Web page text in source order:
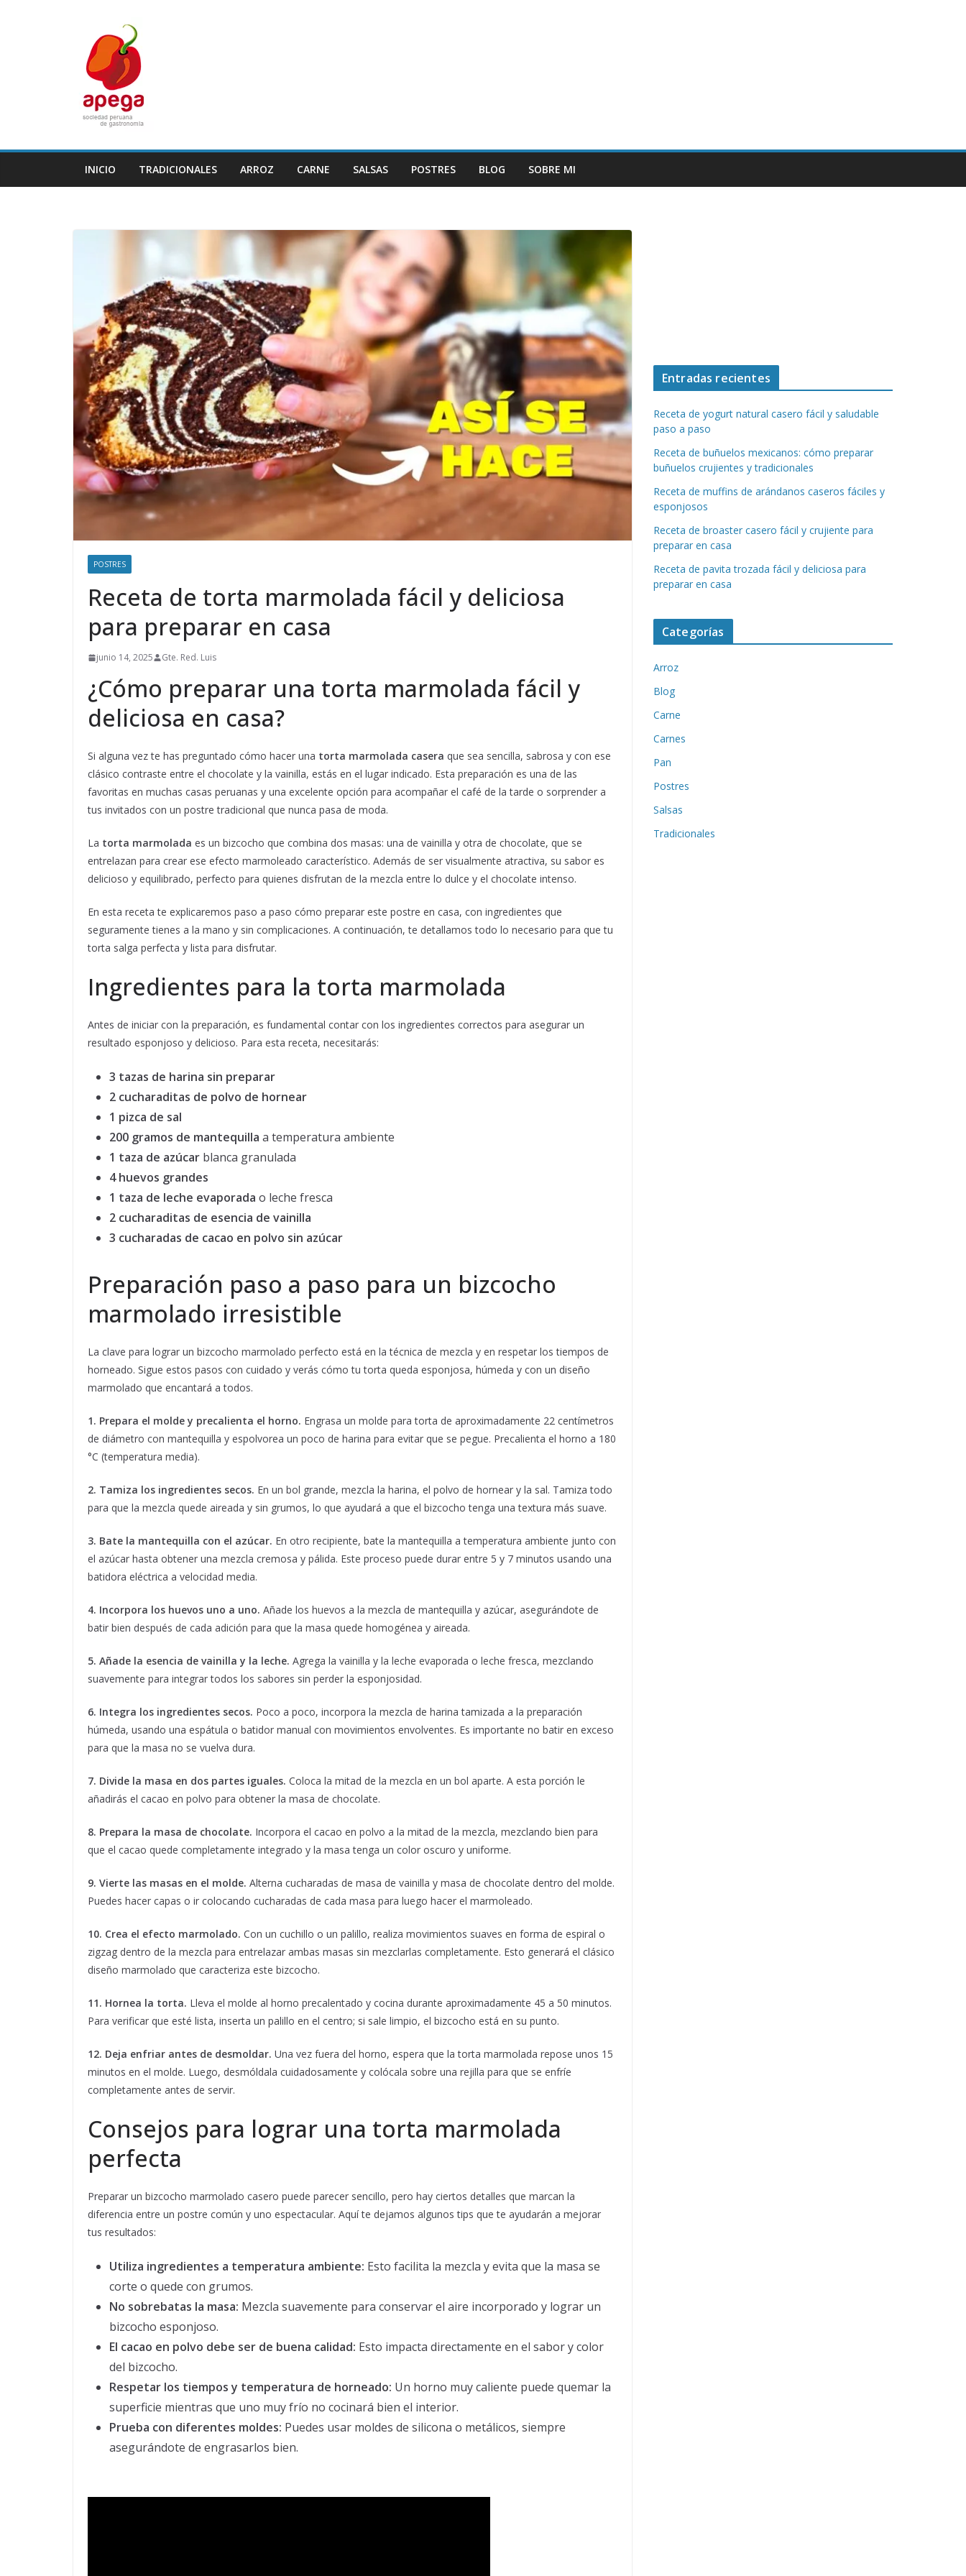
INICIO TRADICIONALES ARROZ CARNE SALSAS POSTRES BLOG SOBRE MI
POSTRES
Receta de torta marmolada fácil y deliciosa
para preparar en casa
junio 14, 2025 Gte. Red. Luis
¿Cómo preparar una torta marmolada fácil y
deliciosa en casa?
Si alguna vez te has preguntado cómo hacer una torta marmolada casera que sea sencilla, sabrosa y con ese
clásico contraste entre el chocolate y la vainilla, estás en el lugar indicado. Esta preparación es una de las
favoritas en muchas casas peruanas y una excelente opción para acompañar el café de la tarde o sorprender a
tus invitados con un postre tradicional que nunca pasa de moda.
La torta marmolada es un bizcocho que combina dos masas: una de vainilla y otra de chocolate, que se
entrelazan para crear ese efecto marmoleado característico. Además de ser visualmente atractiva, su sabor es
delicioso y equilibrado, perfecto para quienes disfrutan de la mezcla entre lo dulce y el chocolate intenso.
En esta receta te explicaremos paso a paso cómo preparar este postre en casa, con ingredientes que
seguramente tienes a la mano y sin complicaciones. A continuación, te detallamos todo lo necesario para que tu
torta salga perfecta y lista para disfrutar.
Ingredientes para la torta marmolada
Antes de iniciar con la preparación, es fundamental contar con los ingredientes correctos para asegurar un
resultado esponjoso y delicioso. Para esta receta, necesitarás:
3 tazas de harina sin preparar
2 cucharaditas de polvo de hornear
1 pizca de sal
200 gramos de mantequilla a temperatura ambiente
1 taza de azúcar blanca granulada
4 huevos grandes
1 taza de leche evaporada o leche fresca
2 cucharaditas de esencia de vainilla
3 cucharadas de cacao en polvo sin azúcar
Preparación paso a paso para un bizcocho
marmolado irresistible
La clave para lograr un bizcocho marmolado perfecto está en la técnica de mezcla y en respetar los tiempos de
horneado. Sigue estos pasos con cuidado y verás cómo tu torta queda esponjosa, húmeda y con un diseño
marmolado que encantará a todos.
1. Prepara el molde y precalienta el horno. Engrasa un molde para torta de aproximadamente 22 centímetros
de diámetro con mantequilla y espolvorea un poco de harina para evitar que se pegue. Precalienta el horno a 180
°C (temperatura media).
2. Tamiza los ingredientes secos. En un bol grande, mezcla la harina, el polvo de hornear y la sal. Tamiza todo
para que la mezcla quede aireada y sin grumos, lo que ayudará a que el bizcocho tenga una textura más suave.
3. Bate la mantequilla con el azúcar. En otro recipiente, bate la mantequilla a temperatura ambiente junto con
el azúcar hasta obtener una mezcla cremosa y pálida. Este proceso puede durar entre 5 y 7 minutos usando una
batidora eléctrica a velocidad media.
4. Incorpora los huevos uno a uno. Añade los huevos a la mezcla de mantequilla y azúcar, asegurándote de
batir bien después de cada adición para que la masa quede homogénea y aireada.
5. Añade la esencia de vainilla y la leche. Agrega la vainilla y la leche evaporada o leche fresca, mezclando
suavemente para integrar todos los sabores sin perder la esponjosidad.
6. Integra los ingredientes secos. Poco a poco, incorpora la mezcla de harina tamizada a la preparación
húmeda, usando una espátula o batidor manual con movimientos envolventes. Es importante no batir en exceso
para que la masa no se vuelva dura.
7. Divide la masa en dos partes iguales. Coloca la mitad de la mezcla en un bol aparte. A esta porción le
añadirás el cacao en polvo para obtener la masa de chocolate.
8. Prepara la masa de chocolate. Incorpora el cacao en polvo a la mitad de la mezcla, mezclando bien para
que el cacao quede completamente integrado y la masa tenga un color oscuro y uniforme.
9. Vierte las masas en el molde. Alterna cucharadas de masa de vainilla y masa de chocolate dentro del molde.
Puedes hacer capas o ir colocando cucharadas de cada masa para luego hacer el marmoleado.
10. Crea el efecto marmolado. Con un cuchillo o un palillo, realiza movimientos suaves en forma de espiral o
zigzag dentro de la mezcla para entrelazar ambas masas sin mezclarlas completamente. Esto generará el clásico
diseño marmolado que caracteriza este bizcocho.
11. Hornea la torta. Lleva el molde al horno precalentado y cocina durante aproximadamente 45 a 50 minutos.
Para verificar que esté lista, inserta un palillo en el centro; si sale limpio, el bizcocho está en su punto.
12. Deja enfriar antes de desmoldar. Una vez fuera del horno, espera que la torta marmolada repose unos 15
minutos en el molde. Luego, desmóldala cuidadosamente y colócala sobre una rejilla para que se enfríe
completamente antes de servir.
Consejos para lograr una torta marmolada
perfecta
Preparar un bizcocho marmolado casero puede parecer sencillo, pero hay ciertos detalles que marcan la
diferencia entre un postre común y uno espectacular. Aquí te dejamos algunos tips que te ayudarán a mejorar
tus resultados:
Utiliza ingredientes a temperatura ambiente: Esto facilita la mezcla y evita que la masa se
corte o quede con grumos.
No sobrebatas la masa: Mezcla suavemente para conservar el aire incorporado y lograr un
bizcocho esponjoso.
El cacao en polvo debe ser de buena calidad: Esto impacta directamente en el sabor y color
del bizcocho.
Respetar los tiempos y temperatura de horneado: Un horno muy caliente puede quemar la
superficie mientras que uno muy frío no cocinará bien el interior.
Prueba con diferentes moldes: Puedes usar moldes de silicona o metálicos, siempre
asegurándote de engrasarlos bien.
Entradas recientes
Receta de yogurt natural casero fácil y saludable
paso a paso
Receta de buñuelos mexicanos: cómo preparar
buñuelos crujientes y tradicionales
Receta de muffins de arándanos caseros fáciles y
esponjosos
Receta de broaster casero fácil y crujiente para
preparar en casa
Receta de pavita trozada fácil y deliciosa para
preparar en casa
Categorías
Arroz
Blog
Carne
Carnes
Pan
Postres
Salsas
Tradicionales